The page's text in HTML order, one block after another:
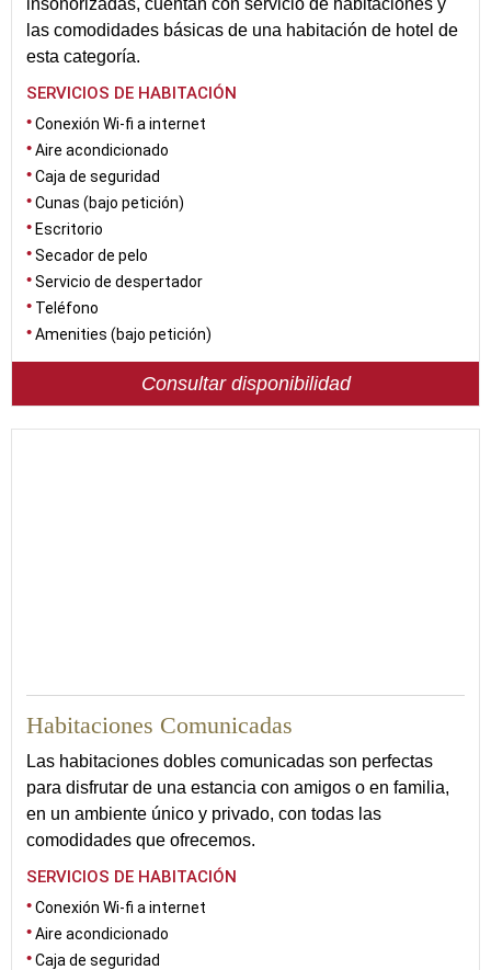
insonorizadas, cuentan con servicio de habitaciones y
las comodidades básicas de una habitación de hotel de
esta categoría.
SERVICIOS DE HABITACIÓN
Conexión Wi-fi a internet
Aire acondicionado
Caja de seguridad
Cunas (bajo petición)
Escritorio
Secador de pelo
Servicio de despertador
Teléfono
Amenities (bajo petición)
Consultar disponibilidad
Habitaciones Comunicadas
Las habitaciones dobles comunicadas son perfectas
para disfrutar de una estancia con amigos o en familia,
en un ambiente único y privado, con todas las
comodidades que ofrecemos.
SERVICIOS DE HABITACIÓN
Conexión Wi-fi a internet
Aire acondicionado
Caja de seguridad